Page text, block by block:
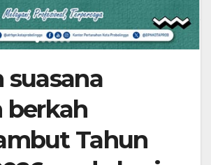
suasana
berkah
Tahun